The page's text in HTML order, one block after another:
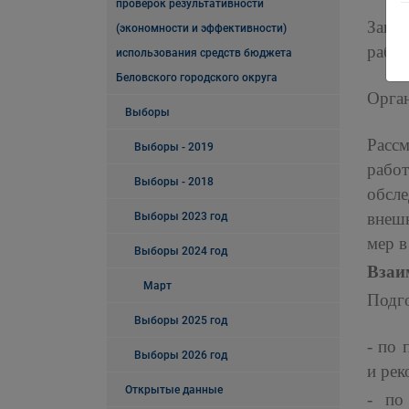
проверок результативности
(экономности и эффективности)
использования средств бюджета
Беловского городского округа
Выборы
Выборы - 2019
Выборы - 2018
Выборы 2023 год
Выборы 2024 год
Март
Выборы 2025 год
Выборы 2026 год
Открытые данные
мер
- по
и
- по